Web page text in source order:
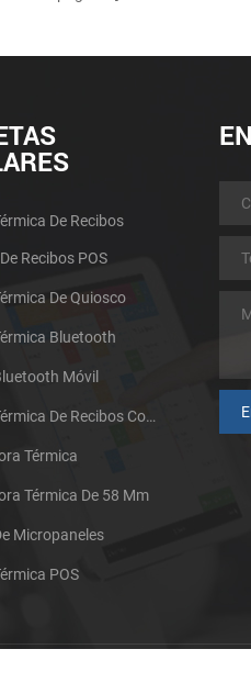
De Recibos
Recibos POS
De Quiosco
Bluetooth
Móvil
Impresora Térmica De Recibos Con Micropanel.
Térmica
Térmica De 58 Mm
Micropaneles
POS